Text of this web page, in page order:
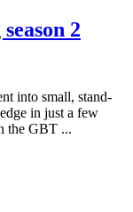
2
into small, stand-
in just a few
the GBT ...